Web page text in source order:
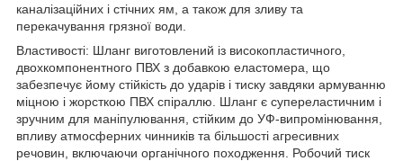
каналізаційних і стічних ям, а також для зливу та
перекачування грязної води.
Властивості: Шланг виготовлений із високопластичного,
двохкомпонентного ПВХ з добавкою еластомера, що
забезпечує йому стійкість до ударів і тиску завдяки армуванню
міцною і жорсткою ПВХ спіраллю. Шланг є супереластичним і
зручним для маніпулювання, стійким до УФ-випромінювання,
впливу атмосферних чинників та більшості агресивних
речовин, включаючи органічного походження. Робочий тиск